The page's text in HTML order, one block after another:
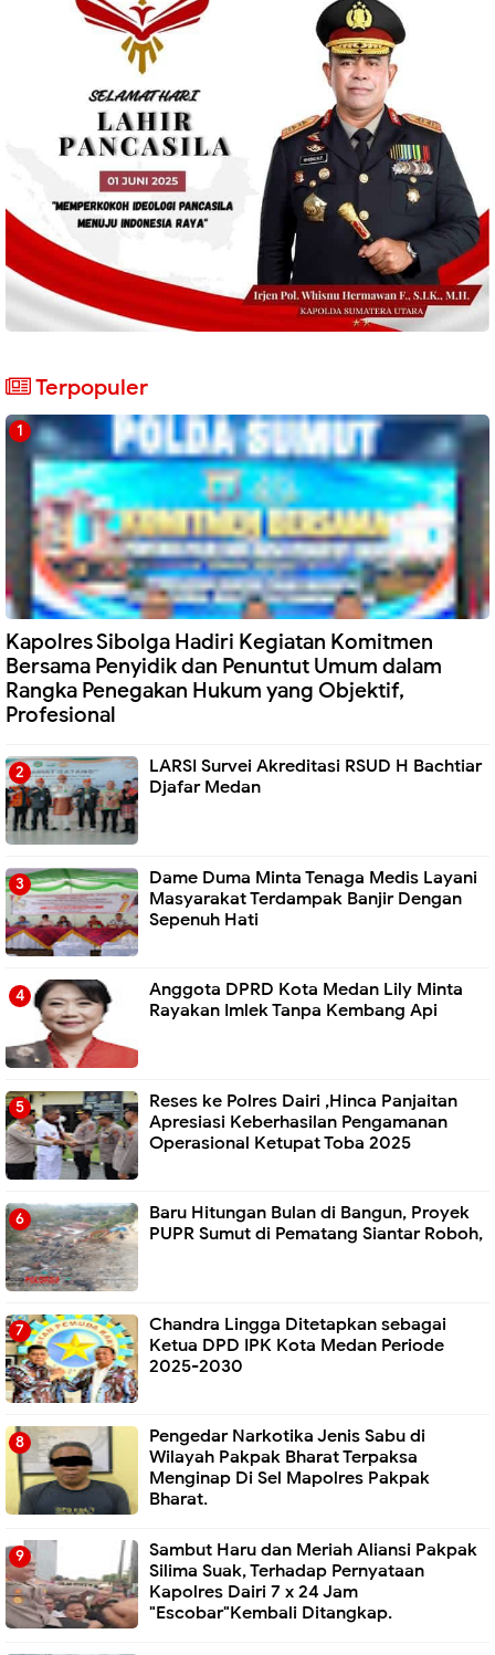
Terpopuler
Kapolres Sibolga Hadiri Kegiatan Komitmen
Bersama Penyidik dan Penuntut Umum dalam
Rangka Penegakan Hukum yang Objektif,
Profesional
LARSI Survei Akreditasi RSUD H Bachtiar
Djafar Medan
Dame Duma Minta Tenaga Medis Layani
Masyarakat Terdampak Banjir Dengan
Sepenuh Hati
Anggota DPRD Kota Medan Lily Minta
Rayakan Imlek Tanpa Kembang Api
Reses ke Polres Dairi ,Hinca Panjaitan
Apresiasi Keberhasilan Pengamanan
Operasional Ketupat Toba 2025
Baru Hitungan Bulan di Bangun, Proyek
PUPR Sumut di Pematang Siantar Roboh,
Chandra Lingga Ditetapkan sebagai
Ketua DPD IPK Kota Medan Periode
2025-2030
Pengedar Narkotika Jenis Sabu di
Wilayah Pakpak Bharat Terpaksa
Menginap Di Sel Mapolres Pakpak
Bharat.
Sambut Haru dan Meriah Aliansi Pakpak
Silima Suak, Terhadap Pernyataan
Kapolres Dairi 7 x 24 Jam
"Escobar"Kembali Ditangkap.